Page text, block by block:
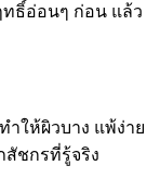
ทธิ์อ่อนๆ ก่อน แล้ว
ให้ผิวบาง แพ้ง่าย
สัชกรที่รู้จริง